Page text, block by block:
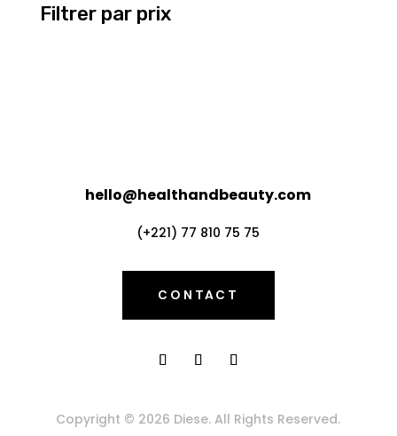
Filtrer par prix
hello@healthandbeauty.com
(+221) 77 810 75 75
CONTACT
Copyright © 2026 Diese. All Rights Reserved.